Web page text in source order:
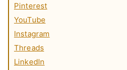
Pinterest
YouTube
Instagram
Threads
LinkedIn